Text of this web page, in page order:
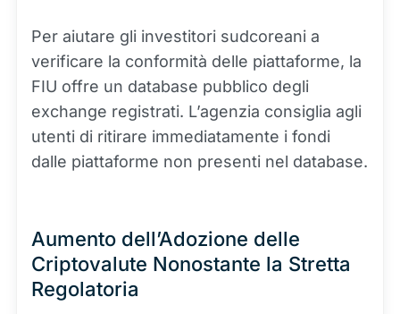
Per aiutare gli investitori sudcoreani a
verificare la conformità delle piattaforme, la
FIU offre un database pubblico degli
exchange registrati. L’agenzia consiglia agli
utenti di ritirare immediatamente i fondi
dalle piattaforme non presenti nel database.
Aumento dell’Adozione delle
Criptovalute Nonostante la Stretta
Regolatoria